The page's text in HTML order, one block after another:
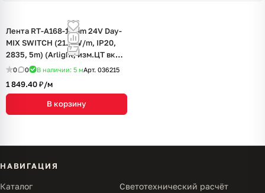
Лента RT-A168-10mm 24V Day-
MIX SWITCH (21.3 W/m, IP20,
2835, 5m) (Arlight, изм.ЦТ вкл-
выкл)
0 0 В наличии: 5 мАрт. 036215
1 849.40 ₽/м
В корзину
НАВИГАЦИЯ
Каталог Светотехнический расчёт